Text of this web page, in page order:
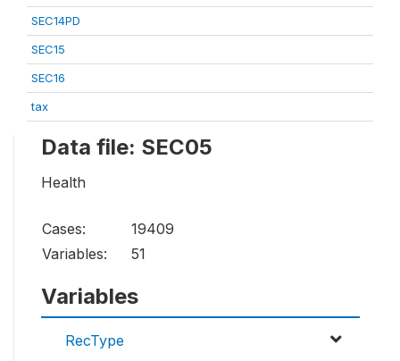
SEC14PD
SEC15
SEC16
tax
Data file: SEC05
Health
Cases:
19409
Variables:
51
Variables
RecType